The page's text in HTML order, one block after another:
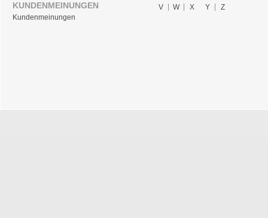
KUNDENMEINUNGEN
Kundenmeinungen
V
W X Y Z